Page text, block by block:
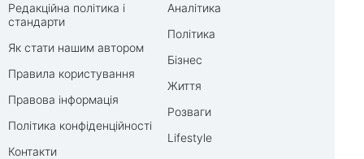
Редакційна політика і
стандарти
Як стати нашим автором
Правила користування
Правова інформація
Політика конфіденційності
Контакти
Аналітика
Політика
Бізнес
Життя
Розваги
Lifestyle